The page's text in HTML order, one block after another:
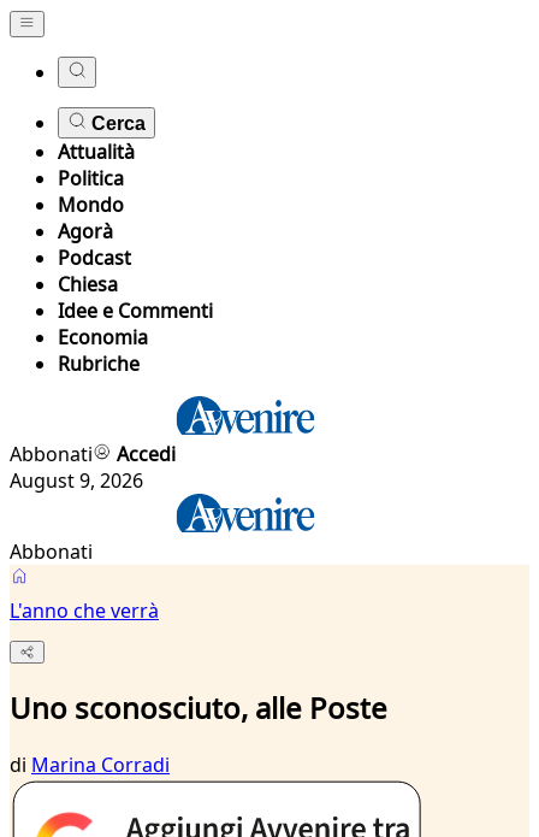
Cerca
Attualità
Politica
Mondo
Agorà
Podcast
Chiesa
Idee e Commenti
Economia
Rubriche
Abbonati
Accedi
August 9, 2026
Abbonati
L'anno che verrà
Uno sconosciuto, alle Poste
di Marina Corradi